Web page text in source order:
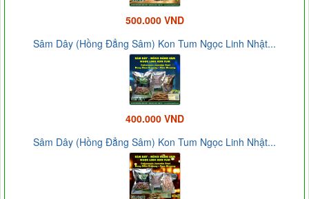
500.000 VND
Sâm Dây (Hồng Đẳng Sâm) Kon Tum Ngọc Linh Nhật...
400.000 VND
Sâm Dây (Hồng Đẳng Sâm) Kon Tum Ngọc Linh Nhật...